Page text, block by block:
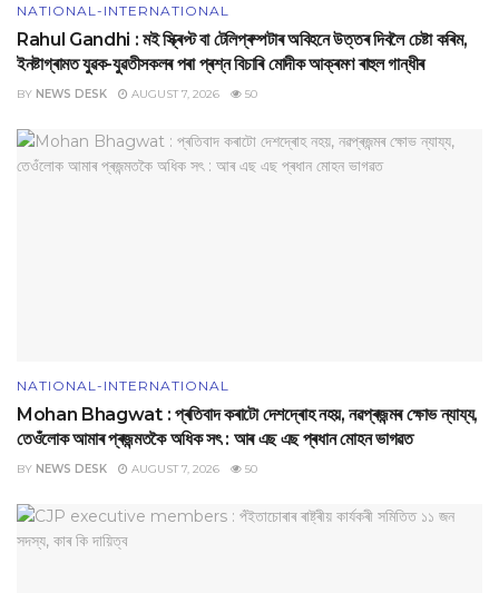
NATIONAL-INTERNATIONAL
Rahul Gandhi : মই স্ক্ৰিপ্ট বা টেলিপ্ৰম্পটাৰ অবিহনে উত্তৰ দিবলৈ চেষ্টা কৰিম,
ইনষ্টাগ্ৰামত যুৱক-যুৱতীসকলৰ পৰা প্ৰশ্ন বিচাৰি মোদীক আক্ৰমণ ৰাহুল গান্ধীৰ
BY NEWS DESK AUGUST 7, 2026 50
NATIONAL-INTERNATIONAL
Mohan Bhagwat : প্ৰতিবাদ কৰাটো দেশদ্ৰোহ নহয়, নৱপ্ৰজন্মৰ ক্ষোভ ন্যায্য,
তেওঁলোক আমাৰ প্ৰজন্মতকৈ অধিক সৎ : আৰ এছ এছ প্ৰধান মোহন ভাগৱত
BY NEWS DESK AUGUST 7, 2026 50